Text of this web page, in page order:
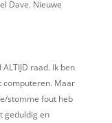
Dave. Nieuwe
raad. Ik ben
computeren. Maar
stomme fout heb
geduldig en